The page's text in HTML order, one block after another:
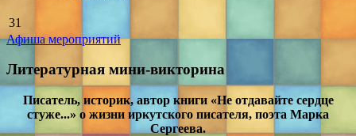
31
Афиша мероприятий
Литературная мини-викторина
Писатель, историк, автор книги «Не отдавайте сердце
стуже...» о жизни иркутского писателя, поэта Марка
Сергеева.